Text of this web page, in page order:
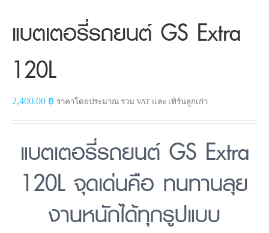
แบตเตอรี่รถยนต์ GS Extra
120L
2,400.00 ฿ ราคาโดยประมาณ รวม VAT และ เทิร์นลูกเก่า
แบตเตอรี่รถยนต์ GS Extra
120L จุดเด่นคือ ทนทานลุย
งานหนักได้ทุกรูปแบบ